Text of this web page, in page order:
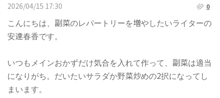
2026/04/15 17:30
0
こんにちは、副菜のレパートリーを増やしたいライターの
安達春香です。
いつもメインおかずだけ気合を入れて作って、副菜は適当
になりがち。だいたいサラダか野菜炒めの2択になってし
まいます。